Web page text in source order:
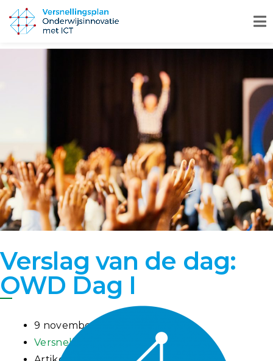
Verslag van de dag:
OWD Dag I
9 november 2021
Versnellingsplan